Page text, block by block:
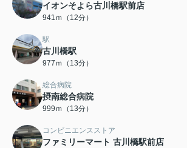
イオンそよら古川橋駅前店
941ｍ（12分）
駅
古川橋駅
977ｍ（13分）
総合病院
摂南総合病院
999ｍ（13分）
コンビニエンスストア
ファミリーマート 古川橋駅前店